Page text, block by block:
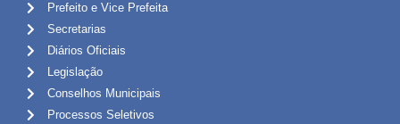
Prefeito e Vice Prefeita
Secretarias
Diários Oficiais
Legislação
Conselhos Municipais
Processos Seletivos